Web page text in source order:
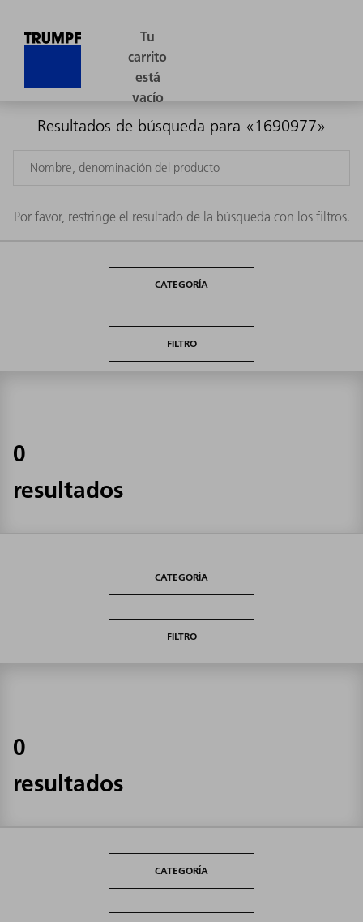
Resultados de búsqueda para «1690977»
Por favor, restringe el resultado de la búsqueda con los filtros.
CATEGORÍA
FILTRO
0
resultados
CATEGORÍA
FILTRO
0
resultados
CATEGORÍA